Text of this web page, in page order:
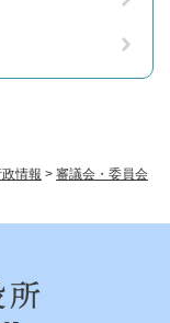
情報 > 審議会・委員会